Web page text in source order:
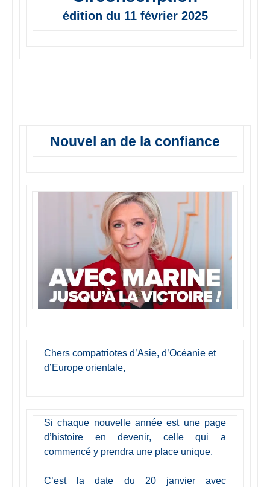
édition du 11 février 2025
Nouvel an de la confiance
Chers compatriotes d’Asie, d’Océanie et
d’Europe orientale,
Si chaque nouvelle année est une page
d’histoire en devenir, celle qui a
commencé y prendra une place unique.
C’est la date du 20 janvier avec